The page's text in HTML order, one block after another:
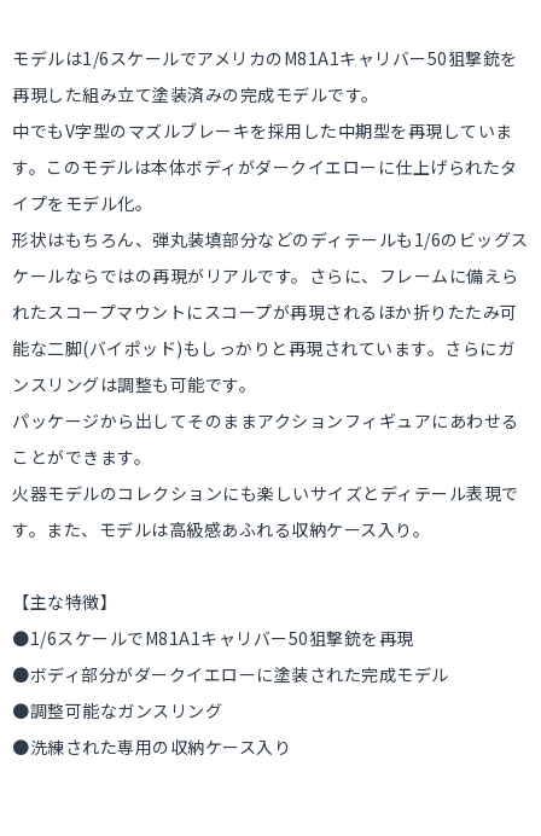
モデルは1/6スケールでアメリカのM81A1キャリバー50狙撃銃を
再現した組み立て塗装済みの完成モデルです。
中でもV字型のマズルブレーキを採用した中期型を再現していま
す。このモデルは本体ボディがダークイエローに仕上げられたタ
イプをモデル化。
形状はもちろん、弾丸装填部分などのディテールも1/6のビッグス
ケールならではの再現がリアルです。さらに、フレームに備えら
れたスコープマウントにスコープが再現されるほか折りたたみ可
能な二脚(バイポッド)もしっかりと再現されています。さらにガ
ンスリングは調整も可能です。
パッケージから出してそのままアクションフィギュアにあわせる
ことができます。
火器モデルのコレクションにも楽しいサイズとディテール表現で
す。また、モデルは高級感あふれる収納ケース入り。
【主な特徴】
●1/6スケールでM81A1キャリバー50狙撃銃を再現
●ボディ部分がダークイエローに塗装された完成モデル
●調整可能なガンスリング
●洗練された専用の収納ケース入り